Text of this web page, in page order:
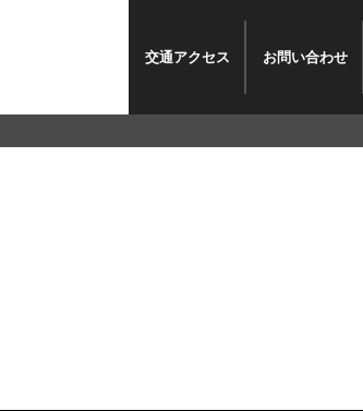
交通アクセス お問い合わせ